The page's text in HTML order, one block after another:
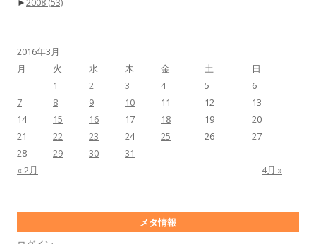
2016年3月
月
火 水 木 金 土 日
« 2月 4月 »
1 2 3 4 5
6
7
8 9 10 11 12
13
14
15 16 17 18 19
20
21
22 23 24 25 26
27
28
29 30 31
メタ情報